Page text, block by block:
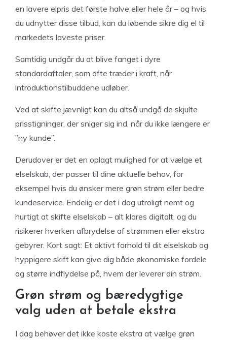
en lavere elpris det første halve eller hele år – og hvis
du udnytter disse tilbud, kan du løbende sikre dig el til
markedets laveste priser.
Samtidig undgår du at blive fanget i dyre
standardaftaler, som ofte træder i kraft, når
introduktionstilbuddene udløber.
Ved at skifte jævnligt kan du altså undgå de skjulte
prisstigninger, der sniger sig ind, når du ikke længere er
”ny kunde”.
Derudover er det en oplagt mulighed for at vælge et
elselskab, der passer til dine aktuelle behov, for
eksempel hvis du ønsker mere grøn strøm eller bedre
kundeservice. Endelig er det i dag utroligt nemt og
hurtigt at skifte elselskab – alt klares digitalt, og du
risikerer hverken afbrydelse af strømmen eller ekstra
gebyrer. Kort sagt: Et aktivt forhold til dit elselskab og
hyppigere skift kan give dig både økonomiske fordele
og større indflydelse på, hvem der leverer din strøm.
Grøn strøm og bæredygtige
valg uden at betale ekstra
I dag behøver det ikke koste ekstra at vælge grøn